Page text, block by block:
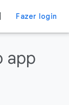
Fazer login
app